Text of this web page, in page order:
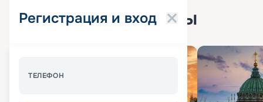
Регистрация и вход
ТЕЛЕФОН
Популярные круизы